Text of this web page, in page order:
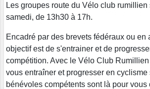
Les groupes route du Vélo club
samedi, de 13h30 à 17h.
Encadré par des brevets fédéraux ou en
objectif est de s'entrainer et de
compétition. Avec le Vélo Club
vous entraîner et progresser en cyclisme
bénévoles compétents sont là pour